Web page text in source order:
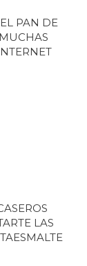
PAN DE
LAS